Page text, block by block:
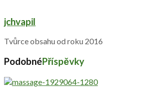
jchvapil
Tvůrce obsahu od roku 2016
PodobnéPříspěvky